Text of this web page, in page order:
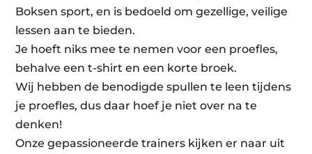
Boksen sport, en is bedoeld om gezellige, veilige
lessen aan te bieden.
Je hoeft niks mee te nemen voor een proefles,
behalve een t-shirt en een korte broek.
Wij hebben de benodigde spullen te leen tijdens
je proefles, dus daar hoef je niet over na te
denken!
Onze gepassioneerde trainers kijken er naar uit